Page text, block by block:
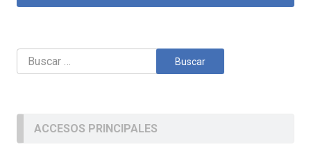
Buscar:
ACCESOS PRINCIPALES